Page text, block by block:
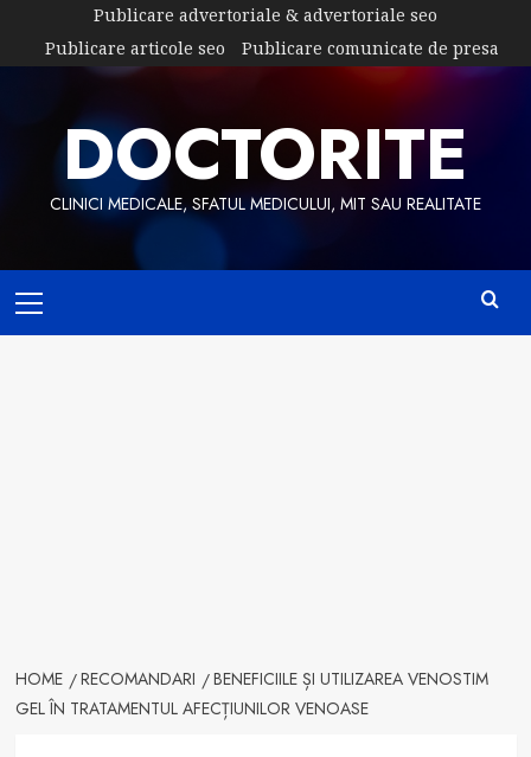
content
Publicare advertoriale & advertoriale seo
Publicare articole seo
Publicare comunicate de presa
DOCTORITE
CLINICI MEDICALE, SFATUL MEDICULUI, MIT SAU REALITATE
Menu
HOME RECOMANDARI
BENEFICIILE ȘI UTILIZAREA VENOSTIM
GEL ÎN TRATAMENTUL AFECȚIUNILOR VENOASE